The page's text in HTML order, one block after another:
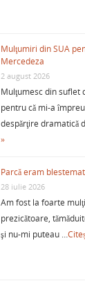
Mulţumiri din SUA
Mercedeza
2 august 2026
Mulţumesc din suflet
pentru că mi-a
despărţire dramatică
»
Parcă eram
28 iulie 2026
Am fost la foarte
prezicătoare,
şi nu-mi puteau …